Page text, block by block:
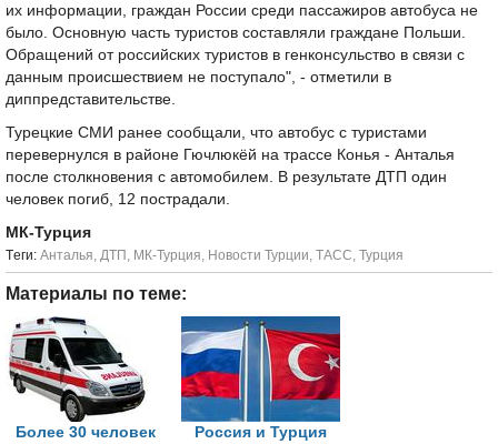
их информации, граждан России среди пассажиров автобуса не
было. Основную часть туристов составляли граждане Польши.
Обращений от российских туристов в генконсульство в связи с
данным происшествием не поступало", - отметили в
диппредставительстве.
Турецкие СМИ ранее сообщали, что автобус с туристами
перевернулся в районе Гючлюкёй на трассе Конья - Анталья
после столкновения с автомобилем. В результате ДТП один
человек погиб, 12 пострадали.
МК-Турция
Tеги: Анталья, ДТП , МК-Турция, Новости Турции, ТАСС, Турция
Материалы по теме:
Более 30 человек
Россия и Турция